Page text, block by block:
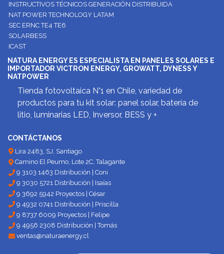
INSTRUCTIVOS TÉCNICOS GENERACIÓN DISTRIBUIDA
NAT POWER TECHNOLOGY LATAM
SEC ERNC TE4 TE6
SOLARBESS
ICAST
NATURA ENERGY ES ESPECIALISTA EN PANELES SOLARES E
IMPORTADOR VICTRON ENERGY, GROWATT, DYNESS Y
NATPOWER
Tienda fotovoltaica N°1 en Chile, variedad de
productos para tu kit solar: panel solar, batería de
litio, luminarias LED, Inversor, BESS y +
CONTÁCTANOS
Lira 2483, SJ, Santiago
Camino El Peumo, Lote 2C, Talagante
9 3103 1463 Distribución | Coni
9 3030 5721 Distribución | Isaías
9 3692 5942 Proyectos | César
9 4932 0741 Distribución | Priscilla
9 8737 6009 Proyectos | Felipe
9 4956 2308 Distribución | Tomás
ventas@naturaenergy.cl